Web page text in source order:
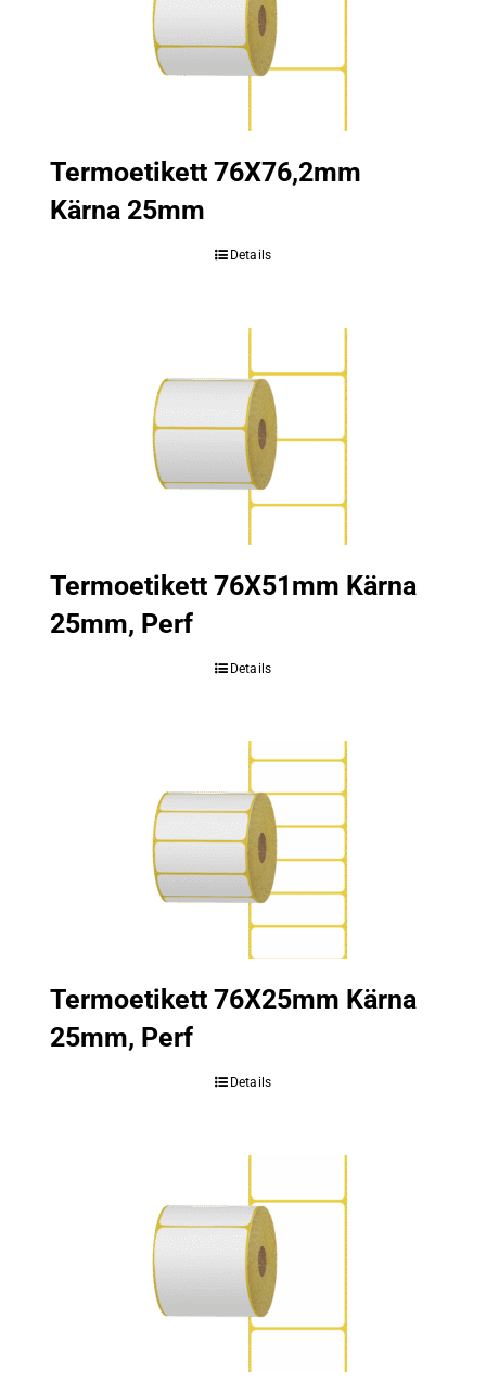
Termoetikett 76X76,2mm
Kärna 25mm
Details
Termoetikett 76X51mm Kärna
25mm, Perf
Details
Termoetikett 76X25mm Kärna
25mm, Perf
Details